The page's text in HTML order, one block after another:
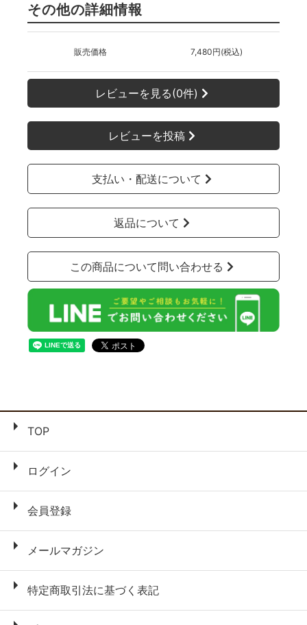
その他の詳細情報
販売価格 7,480円(税込)
レビューを見る(0件)
レビューを投稿
支払い・配送について
返品について
この商品について問い合わせる
TOP
ログイン
会員登録
メールマガジン
特定商取引法に基づく表記